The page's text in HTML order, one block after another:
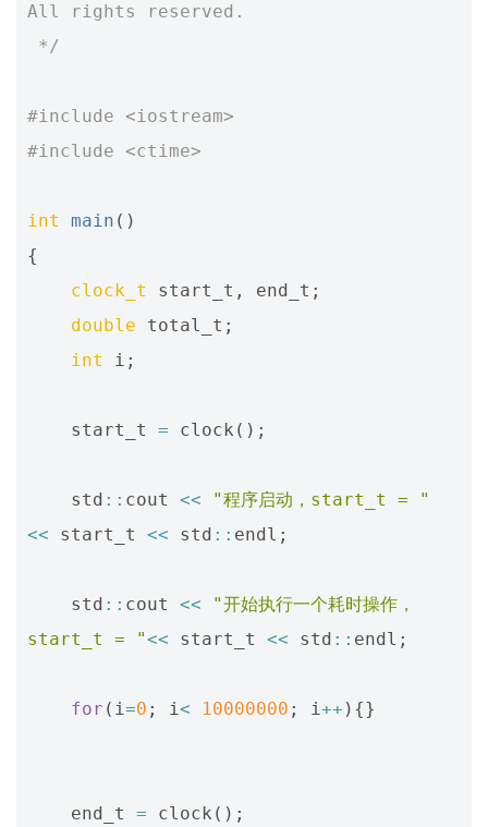
All rights reserved.
*/
#include <iostream>
#include <ctime>
int main ()
{
clock_t
start_t , end_t ;
double
total_t ;
int
i ;
start_t = clock ();
std :: cout <<
"程序启动，start_t = "
<<
start_t << std :: endl ;
std :: cout <<
"开始执行一个耗时操作，
start_t = "<< start_t << std :: endl ;
for ( i=0 ; i< 10000000 ; i++ ){}
end_t = clock ();